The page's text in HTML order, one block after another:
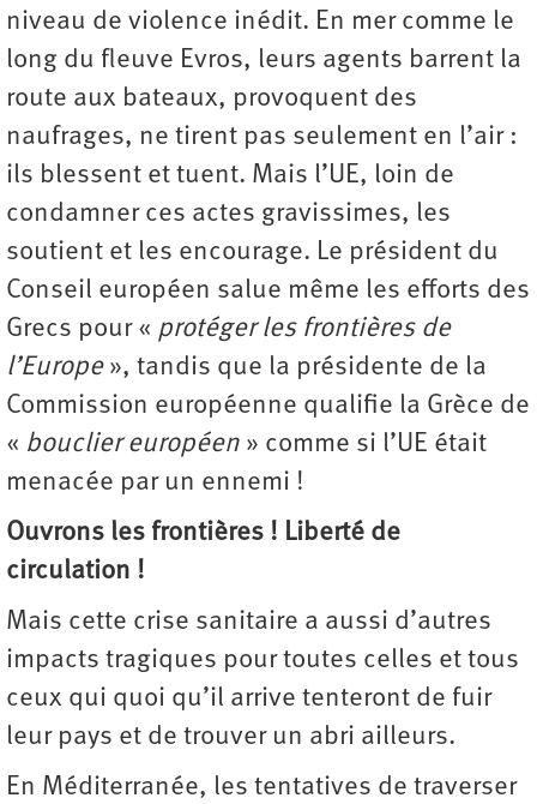
niveau de violence inédit. En mer comme le
long du fleuve Evros, leurs agents barrent la
route aux bateaux, provoquent des
naufrages, ne tirent pas seulement en l’air :
ils blessent et tuent. Mais l’UE, loin de
condamner ces actes gravissimes, les
soutient et les encourage. Le président du
Conseil européen salue même les efforts des
Grecs pour « protéger les frontières de
l’Europe», tandis que la présidente de la
Commission européenne qualifie la Grèce de
« bouclier européen » comme si l’UE était
menacée par un ennemi !
Ouvrons les frontières ! Liberté de
circulation !
Mais cette crise sanitaire a aussi d’autres
impacts tragiques pour toutes celles et tous
ceux qui quoi qu’il arrive tenteront de fuir
leur pays et de trouver un abri ailleurs.
En Méditerranée, les tentatives de traverser